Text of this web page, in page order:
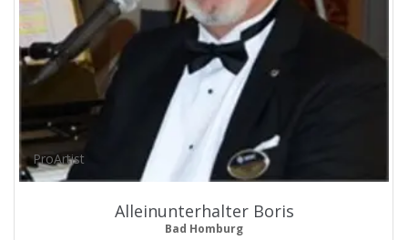
ProArtist
Alleinunterhalter Boris
Bad Homburg